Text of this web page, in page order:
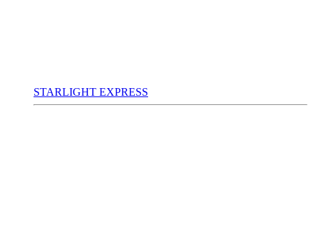
STARLIGHT EXPRESS